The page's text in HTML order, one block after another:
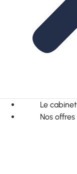
Le cabinet
Nos offres